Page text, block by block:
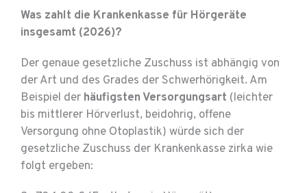
Was zahlt die Krankenkasse für Hörgeräte
insgesamt (2026)?
Der genaue gesetzliche Zuschuss ist abhängig von
der Art und des Grades der Schwerhörigkeit. Am
Beispiel der häufigsten Versorgungsart (leichter
bis mittlerer Hörverlust, beidohrig, offene
Versorgung ohne Otoplastik) würde sich der
gesetzliche Zuschuss der Krankenkasse zirka wie
folgt ergeben: